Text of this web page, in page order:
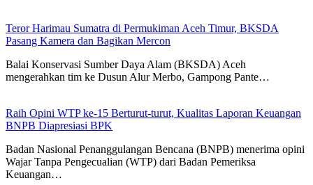
Teror Harimau Sumatra di Permukiman Aceh Timur, BKSDA
Pasang Kamera dan Bagikan Mercon
Balai Konservasi Sumber Daya Alam (BKSDA) Aceh
mengerahkan tim ke Dusun Alur Merbo, Gampong Pante…
Raih Opini WTP ke-15 Berturut-turut, Kualitas Laporan Keuangan
BNPB Diapresiasi BPK
Badan Nasional Penanggulangan Bencana (BNPB) menerima opini
Wajar Tanpa Pengecualian (WTP) dari Badan Pemeriksa
Keuangan…